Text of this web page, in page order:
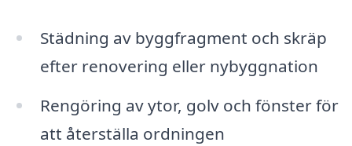
Städning av byggfragment och skräp
efter renovering eller nybyggnation
Rengöring av ytor, golv och fönster för
att återställa ordningen